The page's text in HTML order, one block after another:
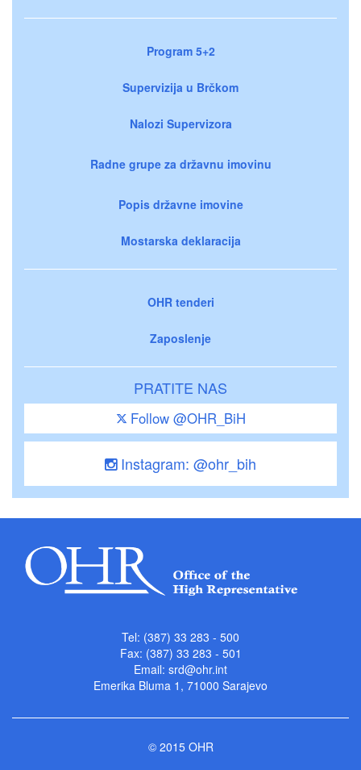
Program 5+2
Supervizija u Brčkom
Nalozi Supervizora
Radne grupe za državnu imovinu
Popis državne imovine
Mostarska deklaracija
OHR tenderi
Zaposlenje
PRATITE NAS
Follow @OHR_BiH
Instagram: @ohr_bih
Tel: (387) 33 283 - 500
Fax: (387) 33 283 - 501
Email: srd@ohr.int
Emerika Bluma 1, 71000 Sarajevo
© 2015 OHR